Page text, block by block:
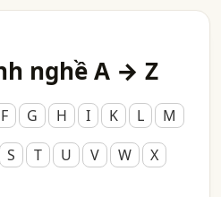
nghề A → Z
F G H I K L
M
S T U V W
X